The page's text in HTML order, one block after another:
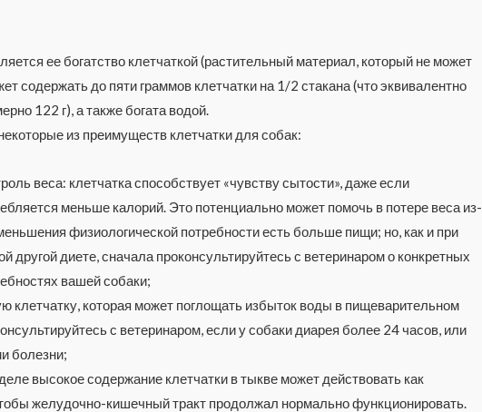
ее богатство клетчаткой (растительный материал, который не может
содержать до пяти граммов клетчатки на 1/2 стакана (что эквивалентно
122 г), а также богата водой.
из преимуществ клетчатки для собак:
веса: клетчатка способствует «чувству сытости», даже если
меньше калорий. Это потенциально может помочь в потере веса из-
физиологической потребности есть больше пищи; но, как и при
другой диете, сначала проконсультируйтесь с ветеринаром о конкретных
вашей собаки;
клетчатку, которая может поглощать избыток воды в пищеварительном
с ветеринаром, если у собаки диарея более 24 часов, или
болезни;
высокое содержание клетчатки в тыкве может действовать как
желудочно-кишечный тракт продолжал нормально функционировать.